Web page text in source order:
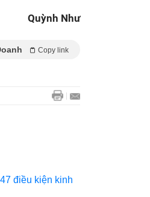
Quỳnh Như
Copy link